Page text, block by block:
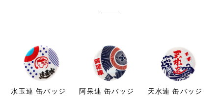
水玉連 缶バッジ 阿呆連 缶バッジ 天水連 缶バッジ